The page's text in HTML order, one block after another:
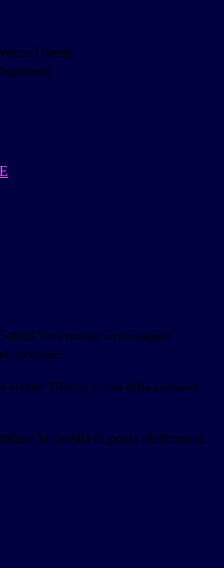
Utente
mail Verrà inviato un messaggio
necessarie.
utente? Effettua il reset della password
la casella di posta elettronica!